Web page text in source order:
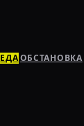
ЕДАОБСТАНОВКА